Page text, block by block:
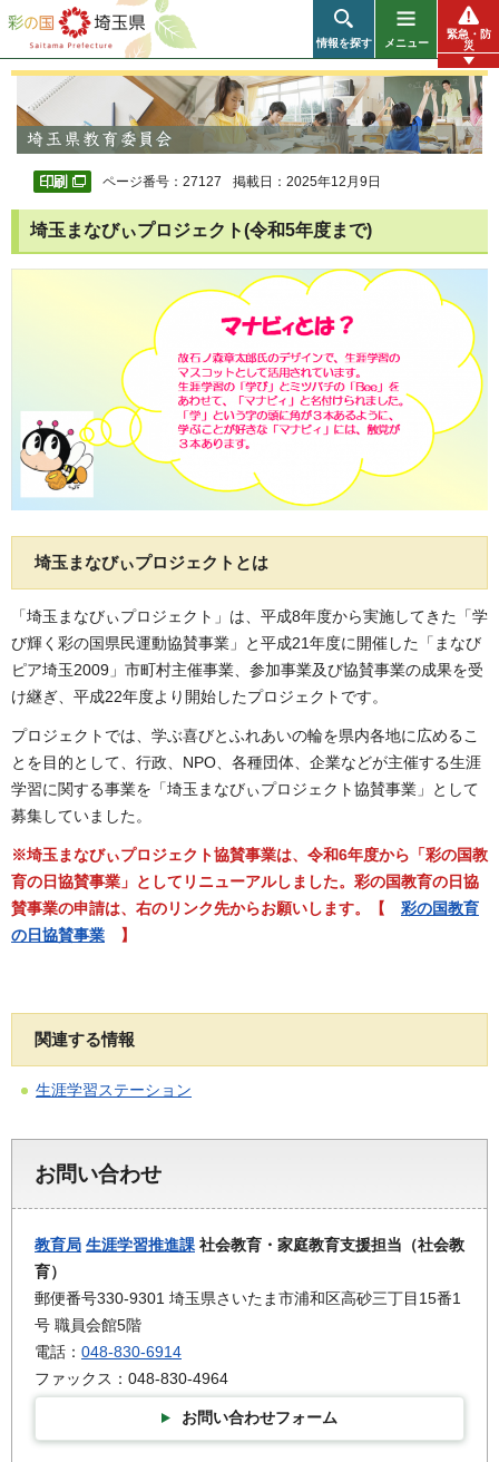
彩の国 埼玉県
情報を探す メニュー
緊急・防
災
ページ番号：27127 掲載日：2025年12月9日
埼玉まなびぃプロジェクト(令和5年度まで)
埼玉まなびぃプロジェクトとは
「埼玉まなびぃプロジェクト」は、平成8年度から実施してきた「学
び輝く彩の国県民運動協賛事業」と平成21年度に開催した「まなび
ピア埼玉2009」市町村主催事業、参加事業及び協賛事業の成果を受
け継ぎ、平成22年度より開始したプロジェクトです。
プロジェクトでは、学ぶ喜びとふれあいの輪を県内各地に広めるこ
とを目的として、行政、NPO、各種団体、企業などが主催する生涯
学習に関する事業を「埼玉まなびぃプロジェクト協賛事業」として
募集していました。
※埼玉まなびぃプロジェクト協賛事業は、令和6年度から「彩の国教
育の日協賛事業」としてリニューアルしました。彩の国教育の日協
賛事業の申請は、右のリンク先からお願いします。【 彩の国教育
の日協賛事業 】
関連する情報
生涯学習ステーション
お問い合わせ
教育局 生涯学習推進課 社会教育・家庭教育支援担当（社会教
育）
郵便番号330-9301 埼玉県さいたま市浦和区高砂三丁目15番1
号 職員会館5階
電話： 048-830-6914
ファックス：048-830-4964
お問い合わせフォーム